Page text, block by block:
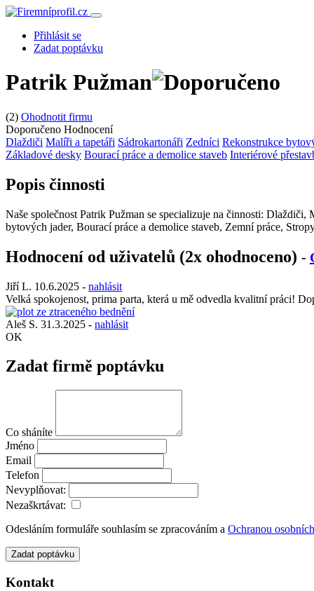
Přihlásit se
Zadat poptávku
Patrik Pužman
(2) Ohodnotit firmu
Doporučeno Hodnocení
Dlaždiči Malíři a tapetáři Sádrokartonáři Zedníci Rekonstrukce
Základové desky Bourací práce a demolice staveb Interiérové
Popis činnosti
Naše společnost Patrik Pužman se specializuje na činnosti:
bytových jader, Bourací práce a demolice staveb, Zemní práce,
Hodnocení od uživatelů (2x ohodnoceno) -
Jiří L. 10.6.2025 - nahlásit
Velká spokojenost, prima parta, která u mě odvedla kvalitní práci!
Aleš S. 31.3.2025 - nahlásit
OK
Zadat firmě poptávku
Co sháníte
Jméno
Email
Telefon
Nevyplňovat:
Nezaškrtávat:
Odesláním formuláře souhlasím se zpracováním a Ochranou
Zadat poptávku
Kontakt